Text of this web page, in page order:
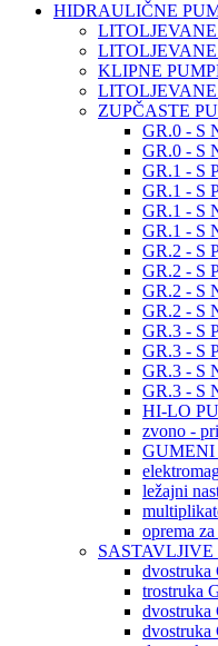
HIDRAULIČNE
KLIPNE
ZUPČASTE
GR.0 - S
GR.0 - S
GR.1 - S
GR.1 - S
GR.1 - S
GR.1 - S
GR.2 - S
GR.2 - S
GR.2 - S
GR.2 - S
GR.3 - S
GR.3 - S
GR.3 - S
GR.3 - S
HI-LO
zvono -
ležajni
oprema
SASTAVLJIVE
trostruka
dvostruka